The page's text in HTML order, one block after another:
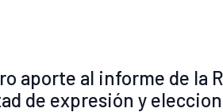
aporte al informe de la
de expresión y